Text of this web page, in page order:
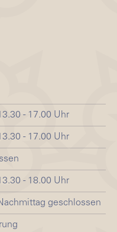
- 17.00 Uhr
- 17.00 Uhr
- 18.00 Uhr
geschlossen